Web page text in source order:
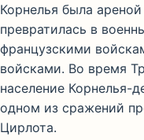
Корнелья была
превратилась в
французскими
войсками. Во время
население Корнелья-
одном из сражений
Цирлота.